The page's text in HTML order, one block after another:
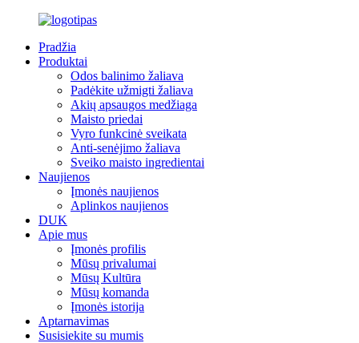
Pradžia
Produktai
Odos balinimo žaliava
Padėkite užmigti žaliava
Akių apsaugos medžiaga
Maisto priedai
Vyro funkcinė sveikata
Anti-senėjimo žaliava
Sveiko maisto ingredientai
Naujienos
Įmonės naujienos
Aplinkos naujienos
DUK
Apie mus
Įmonės profilis
Mūsų privalumai
Mūsų Kultūra
Mūsų komanda
Įmonės istorija
Aptarnavimas
Susisiekite su mumis